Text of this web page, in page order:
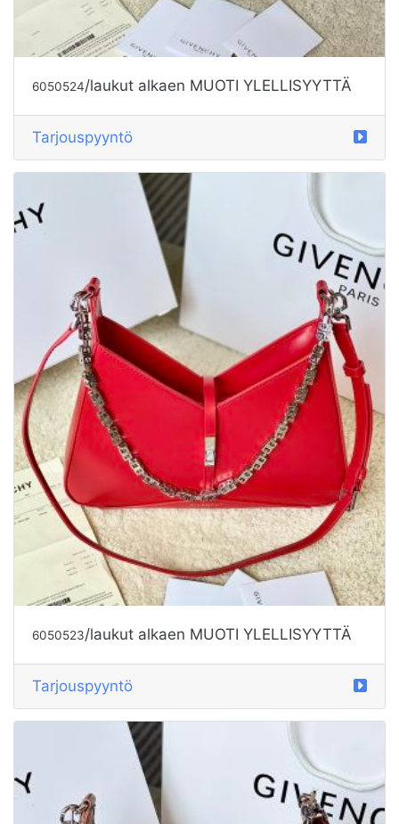
6050524/laukut alkaen MUOTI YLELLISYYTTÄ
Tarjouspyyntö
6050523/laukut alkaen MUOTI YLELLISYYTTÄ
Tarjouspyyntö